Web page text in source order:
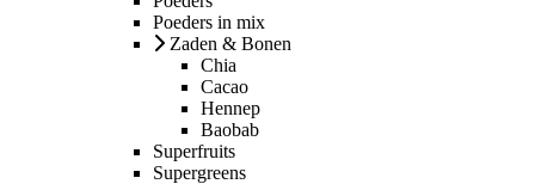
Poeders in mix
Zaden & Bonen
Chia
Cacao
Hennep
Baobab
Superfruits
Supergreens